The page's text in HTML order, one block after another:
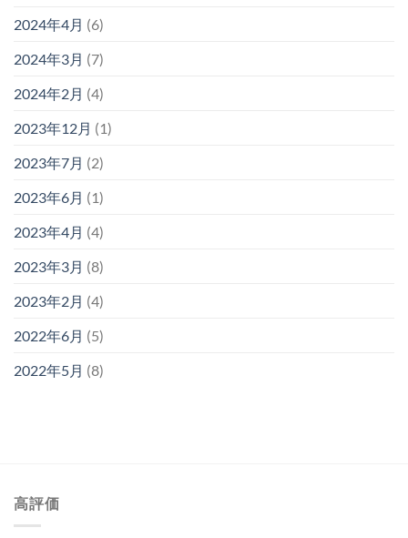
2024年4月 (6)
2024年3月 (7)
2024年2月 (4)
2023年12月 (1)
2023年7月 (2)
2023年6月 (1)
2023年4月 (4)
2023年3月 (8)
2023年2月 (4)
2022年6月 (5)
2022年5月 (8)
高評価